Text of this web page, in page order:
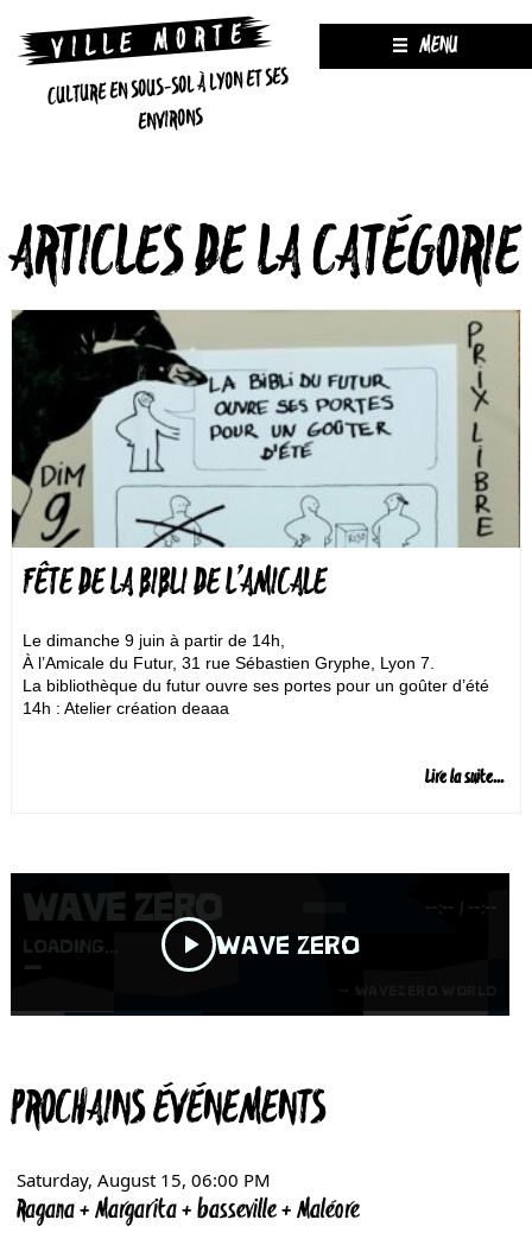
CULTURE EN SOUS-SOL À LYON ET SES
ENVIRONS
MENU
ARTICLES DE LA CATÉGORIE
FÊTE DE LA BIBLI DE L’AMICALE
Le dimanche 9 juin à partir de 14h,
À l’Amicale du Futur, 31 rue Sébastien Gryphe, Lyon 7.
La bibliothèque du futur ouvre ses portes pour un goûter d’été
14h : Atelier création deaaa
Lire la suite...
PROCHAINS ÉVÉNEMENTS